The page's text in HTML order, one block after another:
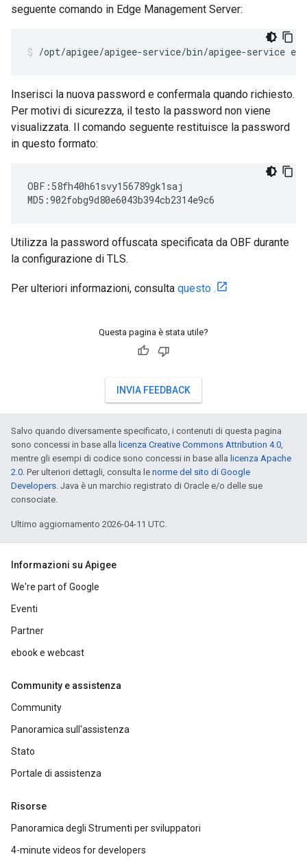
seguente comando in Edge Management Server:
/opt/apigee/apigee-service/bin/apigee-service
Inserisci la nuova password e confermala quando richiesto.
Per motivi di sicurezza, il testo la password non viene
visualizzata. Il comando seguente restituisce la password
in questo formato:
OBF:58fh40h61svy156789gk1saj
MD5:902fobg9d80e6043b394cb2314e9c6
Utilizza la password offuscata specificata da OBF durante
la configurazione di TLS.
Per ulteriori informazioni, consulta questo .
Questa pagina è stata utile?
INVIA FEEDBACK
Salvo quando diversamente specificato, i contenuti di questa pagina
sono concessi in base alla licenza Creative Commons Attribution 4.0,
mentre gli esempi di codice sono concessi in base alla licenza Apache
2.0. Per ulteriori dettagli, consulta le norme del sito di Google
Developers. Java è un marchio registrato di Oracle e/o delle sue
consociate.
Ultimo aggiornamento 2026-04-11 UTC.
Informazioni su Apigee
We're part of Google
Eventi
Partner
ebook e webcast
Community e assistenza
Community
Panoramica sull'assistenza
Stato
Portale di assistenza
Risorse
Panoramica degli Strumenti per sviluppatori
4-minute videos for developers